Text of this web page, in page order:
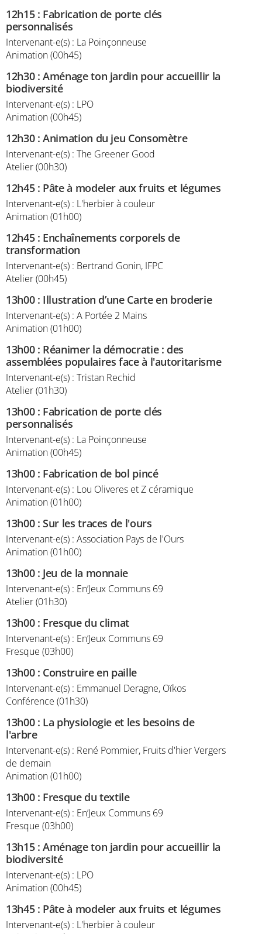
12h15: Fabrication de porte clés
personnalisés
Intervenant-e(s) : La Poinçonneuse
Animation (00h45)
12h30:Aménage ton jardin pour accueillir la
biodiversité
Intervenant-e(s) : LPO
Animation (00h45)
12h30:Animation du jeu Consomètre
Intervenant-e(s) : The Greener Good
Atelier (00h30)
12h45: Pâte à modeler aux fruits et légumes
Intervenant-e(s) : L'herbier à couleur
Animation (01h00)
12h45: Enchaînements corporels de
transformation
Intervenant-e(s) : Bertrand Gonin, IFPC
Atelier (00h45)
13h00: Illustration d’une Carte en broderie
Intervenant-e(s) : A Portée 2 Mains
Animation (01h00)
13h00: Réanimer la démocratie : des
assemblées populaires face à l'autoritarisme
Intervenant-e(s) : Tristan Rechid
Atelier (01h30)
13h00: Fabrication de porte clés
personnalisés
Intervenant-e(s) : La Poinçonneuse
Animation (00h45)
13h00: Fabrication de bol pincé
Intervenant-e(s) : Lou Oliveres et Z céramique
Animation (01h00)
13h00:Sur les traces de l'ours
Intervenant-e(s) : Association Pays de l'Ours
Animation (01h00)
13h00: Jeu de la monnaie
Intervenant-e(s) : En’Jeux Communs 69
Atelier (01h30)
13h00: Fresque du climat
Intervenant-e(s) : En’Jeux Communs 69
Fresque (03h00)
13h00: Construire en paille
Intervenant-e(s) : Emmanuel Deragne, Oïkos
Conférence (01h30)
13h00: La physiologie et les besoins de
l'arbre
Intervenant-e(s) : René Pommier, Fruits d'hier Vergers
de demain
Animation (01h00)
13h00: Fresque du textile
Intervenant-e(s) : En’Jeux Communs 69
Fresque (03h00)
13h15:Aménage ton jardin pour accueillir la
biodiversité
Intervenant-e(s) : LPO
Animation (00h45)
13h45: Pâte à modeler aux fruits et légumes
Intervenant-e(s) : L'herbier à couleur